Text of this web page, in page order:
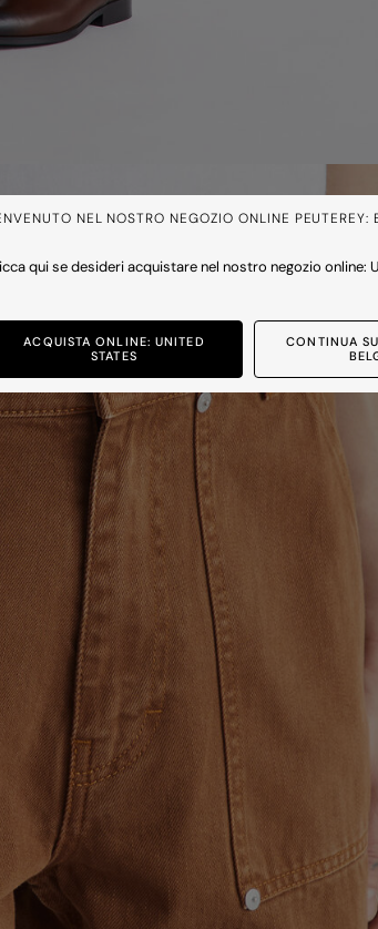
NEL NOSTRO NEGOZIO ONLINE PEUTEREY:
qui se desideri acquistare nel nostro negozio online:
ACQUISTA ONLINE: UNITED
STATES
CONTINUA